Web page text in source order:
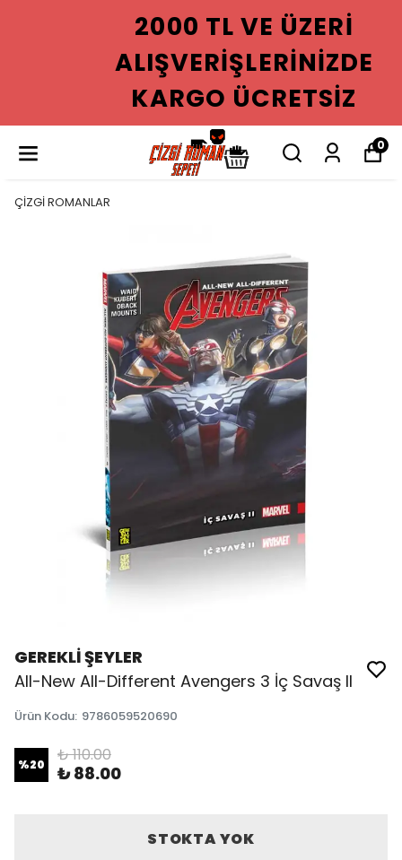
2000 TL VE ÜZERI
ALIŞVERIŞLERINIZDE
KARGO ÜCRETSIZ
0
ÇİZGİ ROMANLAR
GEREKLİ ŞEYLER
All-New All-Different Avengers 3 İç Savaş II
Ürün Kodu: 9786059520690
%20 ₺ 110.00
₺ 88.00
STOKTA YOK